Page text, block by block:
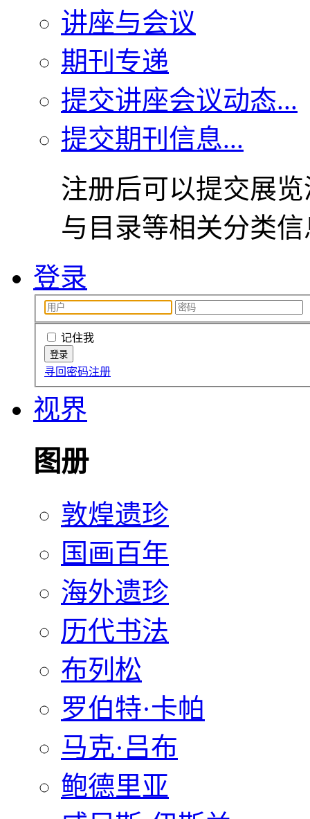
讲座与会议
期刊专递
提交讲座会议动态...
提交期刊信息...
注册后可以提交展
与目录等相关分类
登录
记住我
寻回密码注册
视界
图册
敦煌遗珍
国画百年
海外遗珍
历代书法
布列松
罗伯特·卡帕
马克·吕布
鲍德里亚